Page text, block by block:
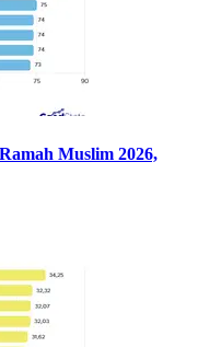
Muslim 2026,